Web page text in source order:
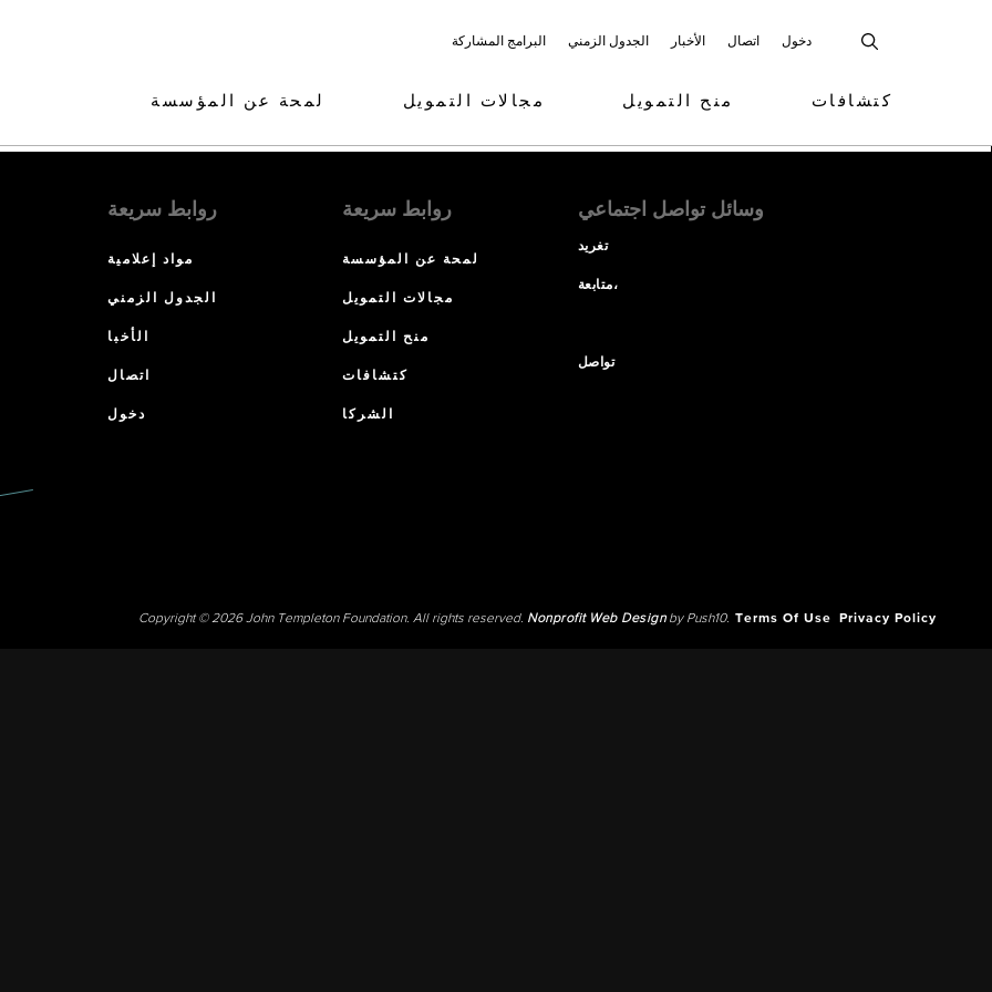
البرامج المشاركة الجدول الزمني الأخبار اتصال دخول
لمحة عن المؤسسة مجالات التمويل منح التمويل كتشافات
روابط سريعة
مواد إعلامية
الجدول الزمني
الأخبا
اتصال
دخول
روابط سريعة
لمحة عن المؤسسة
مجالات التمويل
منح التمويل
كتشافات
الشركا
وسائل تواصل اجتماعي
تغريد
متابعة،
تواصل
Copyright © 2026 John Templeton Foundation. All rights reserved. Nonprofit Web Designby Push10. Terms Of Use Privacy Policy